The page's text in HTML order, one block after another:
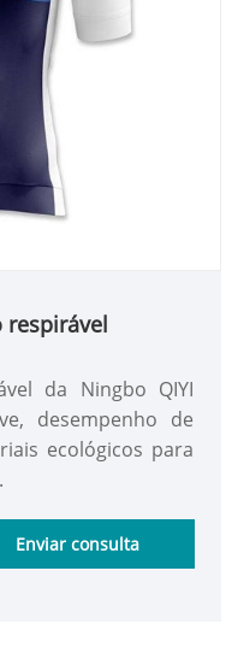
respirável
da Ningbo QIYI
desempenho de
ecológicos para
Enviar consulta